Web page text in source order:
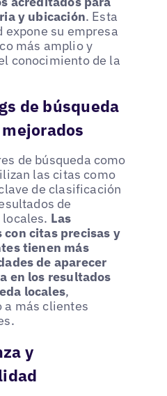
y ubicación. Esta
su empresa
más amplio y
conocimiento de la
de búsqueda
de búsqueda como
las citas como
de clasificación
de
locales. Las
con citas precisas y
tienen más
de aparecer
en los resultados
locales,
a más clientes
y